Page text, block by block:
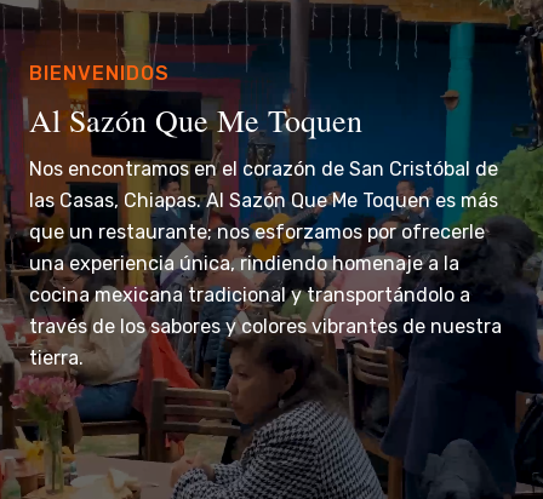
BIENVENIDOS
Al Sazón Que Me Toquen
Nos encontramos en el corazón de San Cristóbal de
las Casas, Chiapas. Al Sazón Que Me Toquen es más
que un restaurante; nos esforzamos por ofrecerle
una experiencia única, rindiendo homenaje a la
cocina mexicana tradicional y transportándolo a
través de los sabores y colores vibrantes de nuestra
tierra.